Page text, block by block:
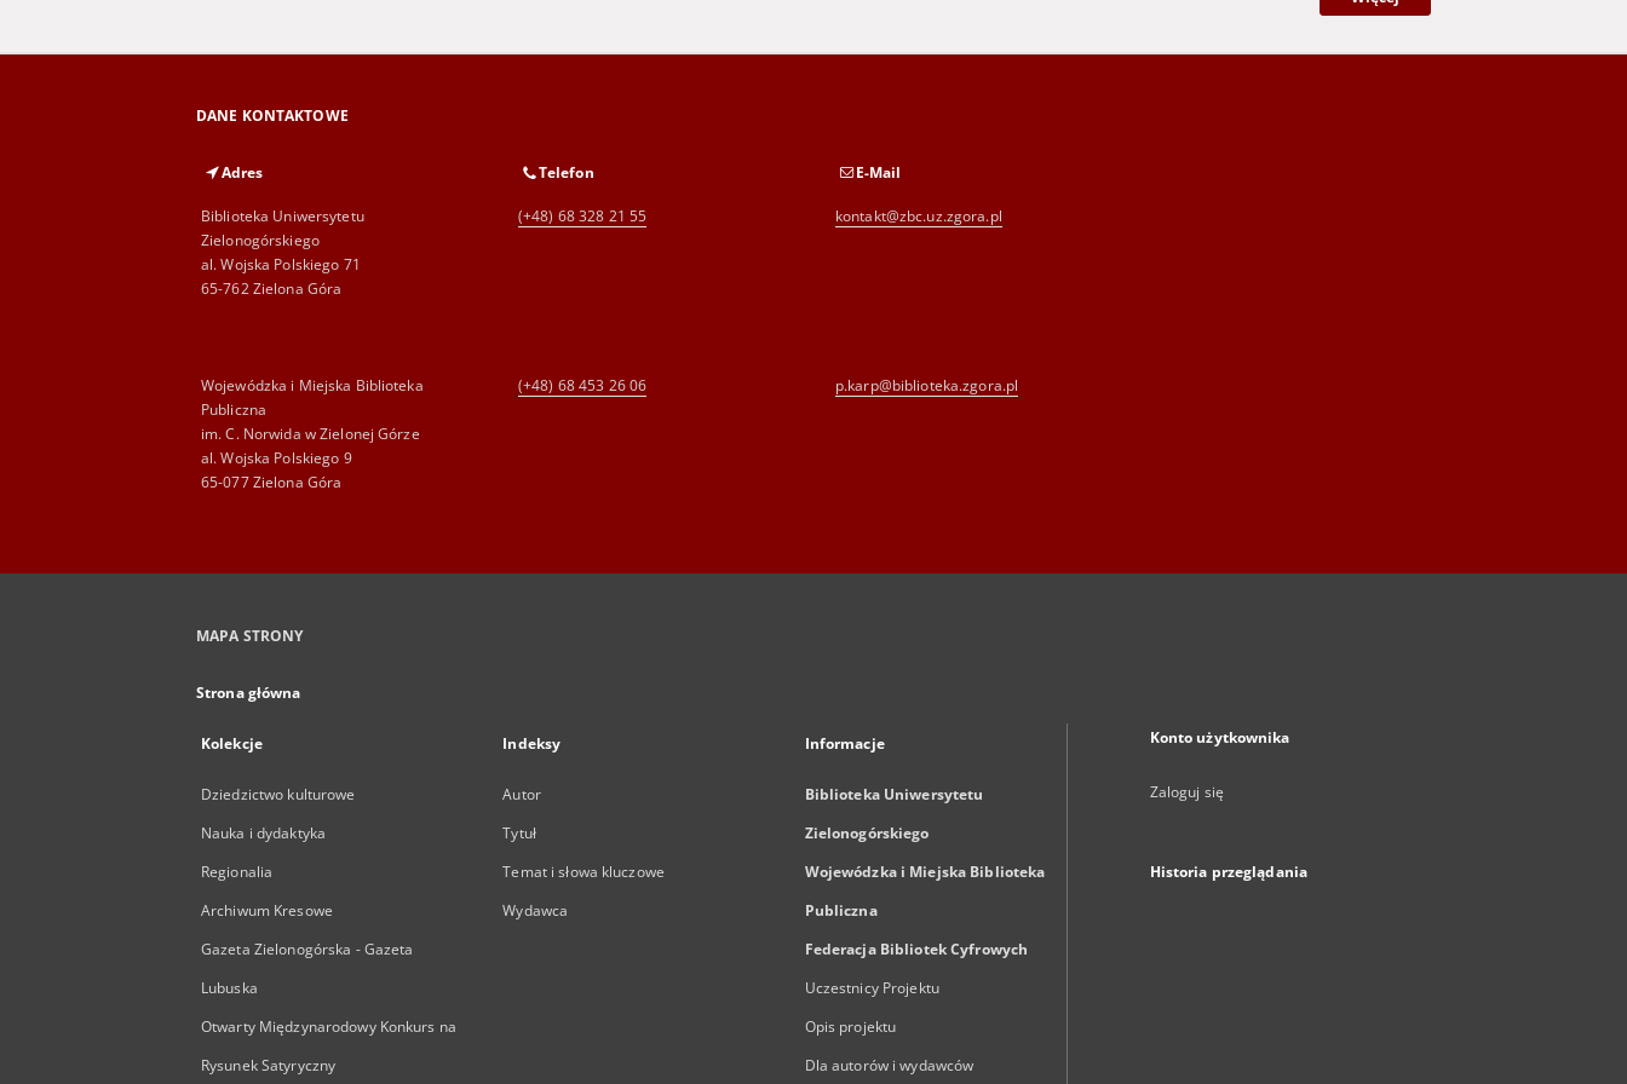
DANE KONTAKTOWE
Adres
Biblioteka Uniwersytetu
Zielonogórskiego
al. Wojska Polskiego 71
65-762 Zielona Góra
Telefon
(+48) 68 328 21 55
E-Mail
kontakt@zbc.uz.zgora.pl
Wojewódzka i Miejska Biblioteka
Publiczna
im. C. Norwida w Zielonej Górze
al. Wojska Polskiego 9
65-077 Zielona Góra
(+48) 68 453 26 06 p.karp@biblioteka.zgora.pl
MAPA STRONY
Strona główna
Kolekcje
Dziedzictwo kulturowe
Nauka i dydaktyka
Regionalia
Archiwum Kresowe
Gazeta Zielonogórska - Gazeta
Lubuska
Otwarty Międzynarodowy Konkurs na
Rysunek Satyryczny
Indeksy
Autor
Tytuł
Temat i słowa kluczowe
Wydawca
Informacje
Biblioteka Uniwersytetu
Zielonogórskiego
Wojewódzka i Miejska Biblioteka
Publiczna
Federacja Bibliotek Cyfrowych
Uczestnicy Projektu
Opis projektu
Dla autorów i wydawców
Konto użytkownika
Zaloguj się
Historia przeglądania